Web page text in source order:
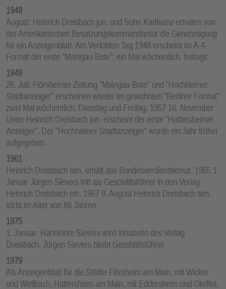
1948
August: Heinrich Dreisbach jun. und Sohn Karlheinz erhalten von
der Amerikanischen Besatzungskommandantur die Genehmigung
für ein Anzeigenblatt. Am Verlobten Tag 1948 erscheint im A-4-
Format der erste "Maingau-Bote"; ein Mal wöchentlich, freitags.
1949
26. Juli: Flörsheimer Zeitung "Maingau-Bote" und "Hochheimer
Stadtanzeiger" erscheinen wieder im gewohnten "Berliner Format"
zwei Mal wöchentlich, Dienstag und Freitag. 1957 16. November
Unter Heinrich Dreisbach jun. erscheint der erste "Hattersheimer
Anzeiger". Der "Hochheimer Stadtanzeiger" wurde ein Jahr früher
aufgegeben.
1961
Heinrich Dreisbach sen. erhält das Bundesverdienstkreuz. 1965 1.
Januar Jürgen Sievers tritt als Geschäftsführer in den Verlag
Heinrich Dreisbach ein. 1967 9. August Heinrich Dreisbach sen.
stirbt im Alter von 86 Jahren.
1975
1. Januar: Hannelore Sievers wird Inhaberin des Verlag
Dreisbach. Jürgen Sievers bleibt Geschäftsführer.
1979
Als Anzeigenblatt für die Städte Flörsheim am Main, mit Wicker
und Weilbach, Hattersheim am Main, mit Eddersheim und Okriftel,